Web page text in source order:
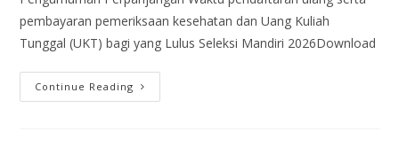
pembayaran pemeriksaan kesehatan dan Uang Kuliah
Tunggal (UKT) bagi yang Lulus Seleksi Mandiri 2026Download
Continue Reading